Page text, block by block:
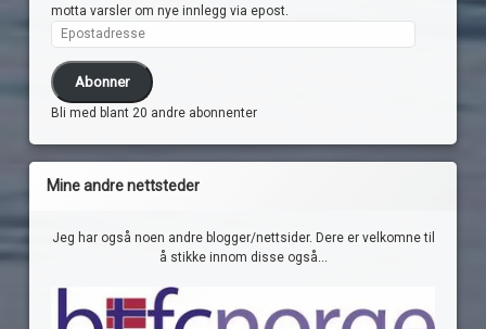
motta varsler om nye innlegg via epost.
Epostadresse
Abonner
Bli med blant 20 andre abonnenter
Mine andre nettsteder
Jeg har også noen andre blogger/nettsider. Dere er velkomne til
å stikke innom disse også...